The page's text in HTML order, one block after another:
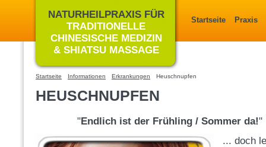
NATURHEILPRAXIS FÜR
TRADITIONELLE
CHINESISCHE MEDIZIN
& SHIATSU MASSAGE
Startseite Praxis
Startseite Informationen Erkrankungen Heuschnupfen
HEUSCHNUPFEN
"Endlich ist der Frühling / Sommer da!"
... doch